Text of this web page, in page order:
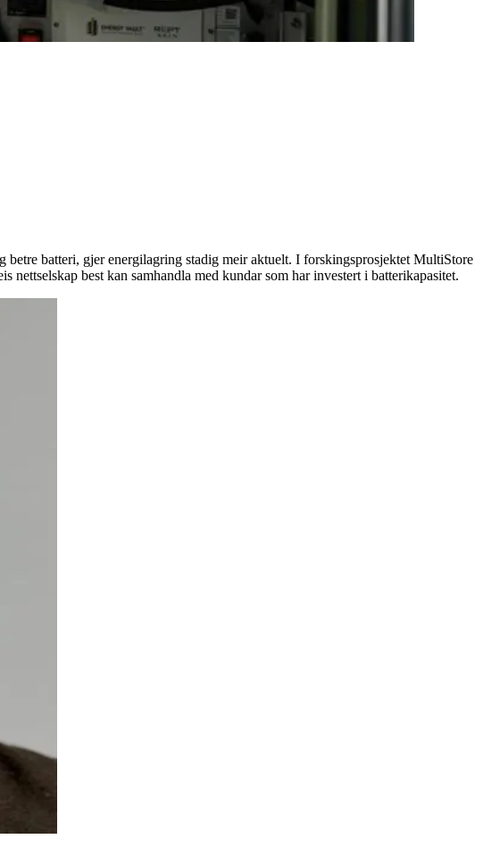
batteri, gjer energilagring stadig meir aktuelt. I forskingsprosjektet MultiStore
best kan samhandla med kundar som har investert i batterikapasitet.